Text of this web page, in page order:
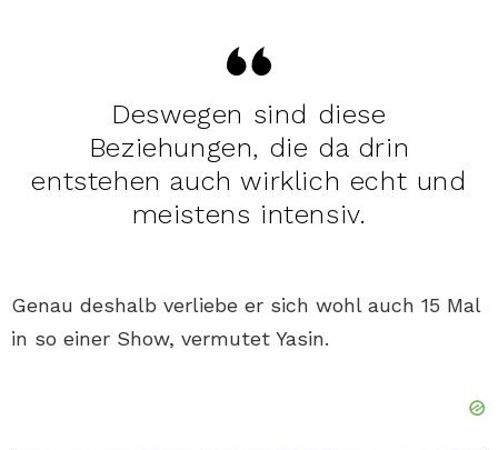
Deswegen sind diese
Beziehungen, die da drin
entstehen auch wirklich echt und
meistens intensiv.
Genau deshalb verliebe er sich wohl auch 15 Mal
in so einer Show, vermutet Yasin.